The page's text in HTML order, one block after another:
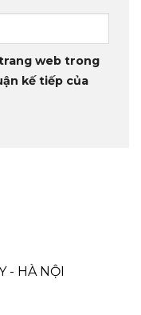
web trong
kế tiếp của
- HÀ NỘI